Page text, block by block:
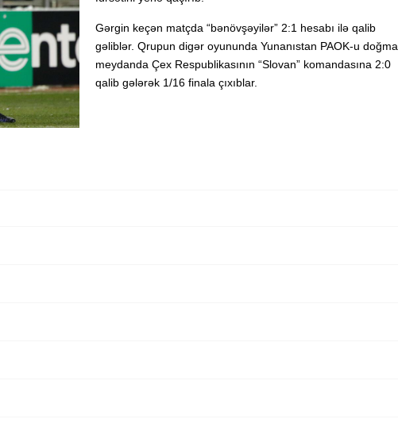
Gərgin keçən matçda “bənövşəyilər” 2:1 hesabı ilə qalib
gəliblər. Qrupun digər oyununda Yunanıstan PAOK-u doğma
meydanda Çex Respublikasının “Slovan” komandasına 2:0
qalib gələrək 1/16 finala çıxıblar.